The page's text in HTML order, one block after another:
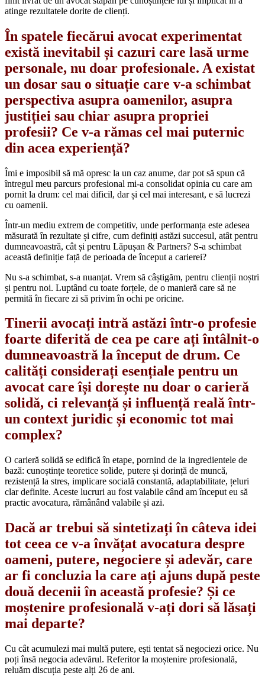
atinge rezultatele dorite de clienți.
În spatele fiecărui avocat experimentat
există inevitabil și cazuri care lasă urme
personale, nu doar profesionale. A existat
un dosar sau o situație care v-a schimbat
perspectiva asupra oamenilor, asupra
justiției sau chiar asupra propriei
profesii? Ce v-a rămas cel mai puternic
din acea experiență?
Îmi e imposibil să mă opresc la un caz anume, dar pot să spun că
întregul meu parcurs profesional mi-a consolidat opinia cu care am
pornit la drum: cel mai dificil, dar și cel mai interesant, e să lucrezi
cu oamenii.
Într-un mediu extrem de competitiv, unde performanța este adesea
măsurată în rezultate și cifre, cum definiți astăzi succesul, atât pentru
dumneavoastră, cât și pentru Lăpușan & Partners? S-a schimbat
această definiție față de perioada de început a carierei?
Nu s-a schimbat, s-a nuanțat. Vrem să câștigăm, pentru clienții noștri
și pentru noi. Luptând cu toate forțele, de o manieră care să ne
permită în fiecare zi să privim în ochi pe oricine.
Tinerii avocați intră astăzi într-o profesie
foarte diferită de cea pe care ați întâlnit-o
dumneavoastră la început de drum. Ce
calități considerați esențiale pentru un
avocat care își dorește nu doar o carieră
solidă, ci relevanță și influență reală într-
un context juridic și economic tot mai
complex?
O carieră solidă se edifică în etape, pornind de la ingredientele de
bază: cunoștințe teoretice solide, putere și dorință de muncă,
rezistență la stres, implicare socială constantă, adaptabilitate, țeluri
clar definite. Aceste lucruri au fost valabile când am început eu să
practic avocatura, rămânând valabile și azi.
Dacă ar trebui să sintetizați în câteva idei
tot ceea ce v-a învățat avocatura despre
oameni, putere, negociere și adevăr, care
ar fi concluzia la care ați ajuns după peste
două decenii în această profesie? Și ce
moștenire profesională v-ați dori să lăsați
mai departe?
Cu cât acumulezi mai multă putere, ești tentat să negociezi orice. Nu
poți însă negocia adevărul. Referitor la moștenire profesională,
reluăm discuția peste alți 26 de ani.